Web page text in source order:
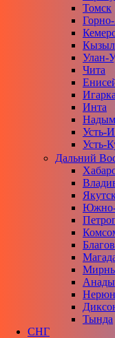
Томск
Кызыл
Улан-
Чита
Игарка
Инта
Надым
Усть-
Усть-
Дальний
Южно-
Тында
СНГ